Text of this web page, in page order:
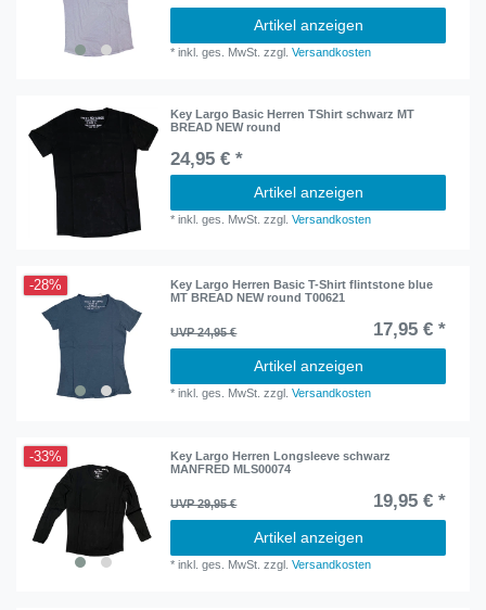
Artikel anzeigen
*inkl. ges. MwSt. zzgl.Versandkosten
Key Largo Basic Herren TShirt schwarz MT
BREAD NEW round
24,95 € *
Artikel anzeigen
*inkl. ges. MwSt. zzgl.Versandkosten
-28%
Key Largo Herren Basic T-Shirt flintstone blue
MT BREAD NEW round T00621
UVP 24,95 € 17,95 € *
Artikel anzeigen
*inkl. ges. MwSt. zzgl.Versandkosten
-33%
Key Largo Herren Longsleeve schwarz
MANFRED MLS00074
UVP 29,95 € 19,95 € *
Artikel anzeigen
*inkl. ges. MwSt. zzgl.Versandkosten